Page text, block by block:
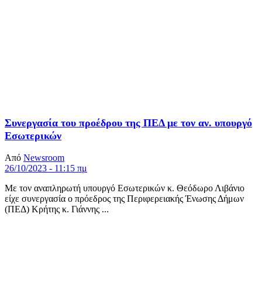
Συνεργασία του προέδρου της ΠΕΔ με τον αν. υπουργό
Εσωτερικών
Από Newsroom
26/10/2023 - 11:15 πμ
Με τον αναπληρωτή υπουργό Εσωτερικών κ. Θεόδωρο Λιβάνιο
είχε συνεργασία ο πρόεδρος της Περιφερειακής Ένωσης Δήμων
(ΠΕΔ) Κρήτης κ. Γιάννης ...